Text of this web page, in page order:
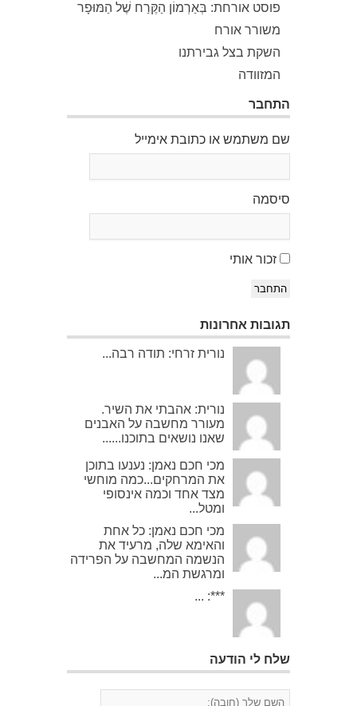
פוסט אורחת: בְּאַרְמוֹן הַקֶּרַח שֶׁל הַמּוּפָר
משורר אורח
השקת בצל גבירתנו
המזוודה
התחבר
שם משתמש או כתובת אימייל
סיסמה
זכור אותי
התחבר
תגובות אחרונות
נורית זרחי: תודה רבה...
נורית: אהבתי את השיר.
מעורר מחשבה על האבנים
שאנו נושאים בתוכנו......
מכי חכם נאמן: נענעו בתוכן
את המרחקים...כמה מוחשי
מצד אחד וכמה אינסופי
ומטל...
מכי חכם נאמן: כל אחת
והאימא שלה, מרעיד את
הנשמה המחשבה על הפרידה
ומרגשת המ...
***: ...
שלח לי הודעה